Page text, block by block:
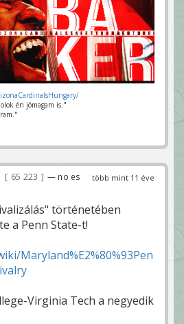
én jómagam is."
több mint 11 éve
65 223
— no es
történetében
a Penn State-t!
Maryland%E2%80%93Pen
Virginia Tech a negyedik